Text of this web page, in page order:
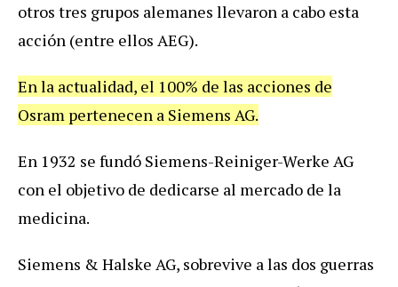
otros tres grupos alemanes llevaron a cabo esta
acción (entre ellos AEG).
En la actualidad, el 100% de las acciones de
Osram pertenecen a Siemens AG.
En 1932 se fundó Siemens-Reiniger-Werke AG
con el objetivo de dedicarse al mercado de la
medicina.
Siemens & Halske AG, sobrevive a las dos guerras